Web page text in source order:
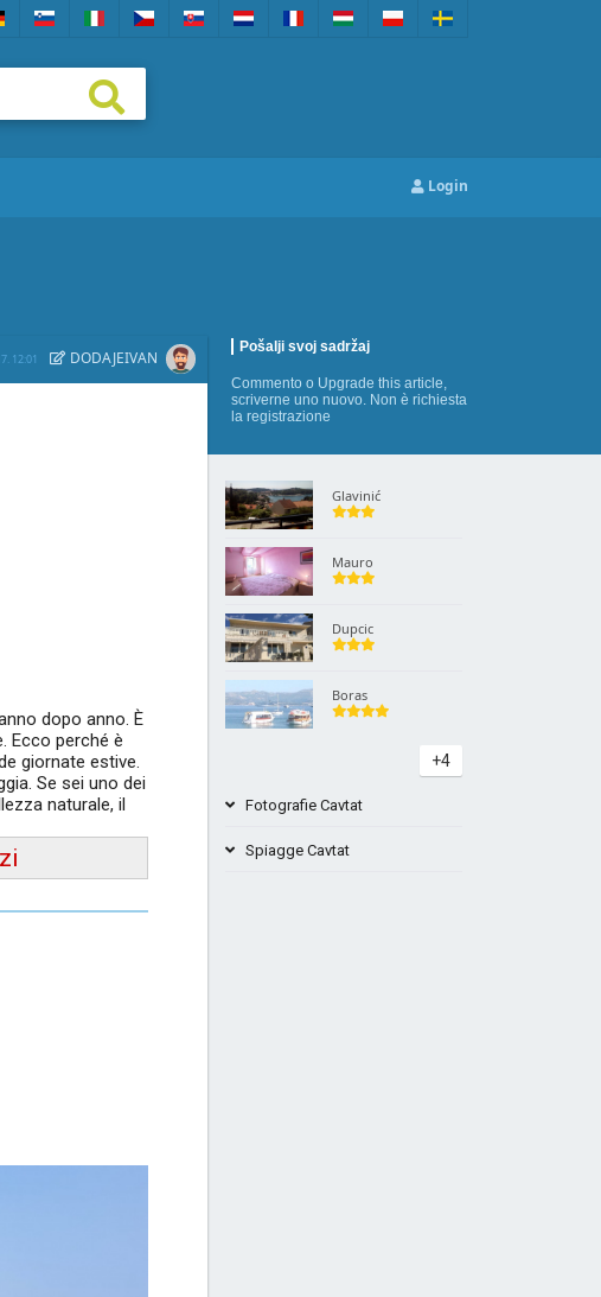
Login
Pošalji svoj sadržaj
Commento o Upgrade this article,
scriverne uno nuovo. Non è richiesta
la registrazione
12:01 DODAJEIVAN
dopo anno. È
Ecco perché è
giornate estive.
Se sei uno dei
naturale, il
Glavinić
Mauro
Dupcic
Boras
+4
Fotografie Cavtat
Spiagge Cavtat